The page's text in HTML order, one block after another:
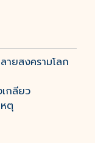
ายสงครามโลก
กลียว
ตุ